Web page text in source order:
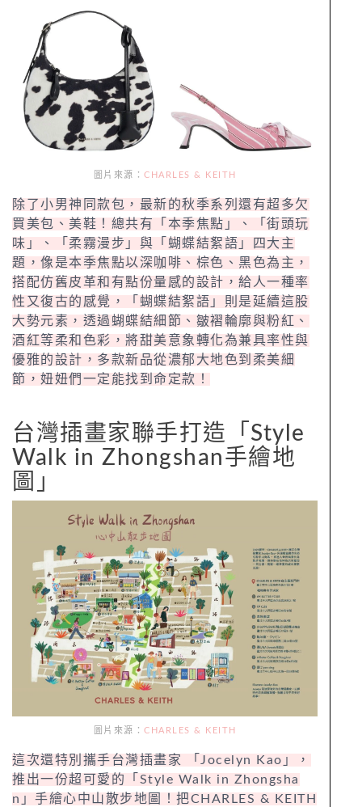
圖片來源： CHARLES & KEITH
除了小男神同款包，最新的秋季系列還有超多欠
買美包、美鞋！總共有「本季焦點」、「街頭玩
味」、「柔霧漫步」與「蝴蝶結絮語」四大主
題，像是本季焦點以深咖啡、棕色、黑色為主，
搭配仿舊皮革和有點份量感的設計，給人一種率
性又復古的感覺，「蝴蝶結絮語」則是延續這股
大勢元素，透過蝴蝶結細節、皺褶輪廓與粉紅、
酒紅等柔和色彩，將甜美意象轉化為兼具率性與
優雅的設計，多款新品從濃郁大地色到柔美細
節，妞妞們一定能找到命定款！
台灣插畫家聯手打造「Style
Walk in Zhongshan手繪地
圖」
圖片來源： CHARLES & KEITH
這次還特別攜手台灣插畫家 「Jocelyn Kao」，
推出一份超可愛的「Style Walk in Zhongsha
n」手繪心中山散步地圖！把CHARLES & KEITH